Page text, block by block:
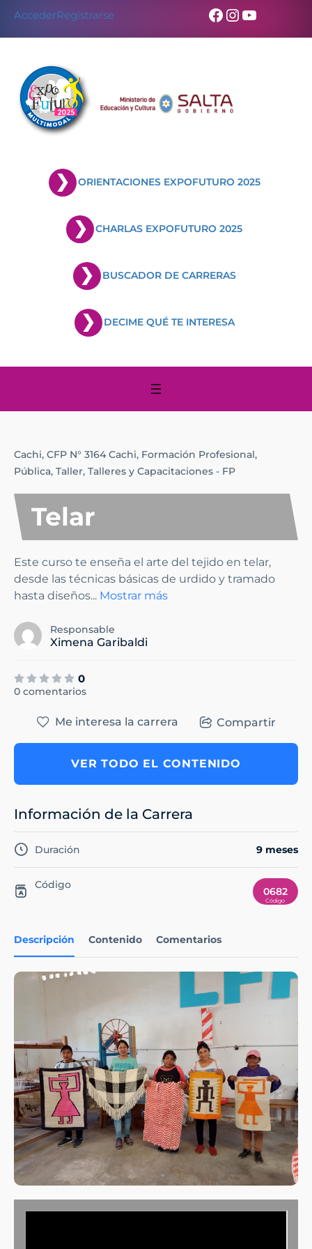
AccederRegistrarse Facebook
Instagram
YouTube
ORIENTACIONES EXPOFUTURO 2025
CHARLAS EXPOFUTURO 2025
BUSCADOR DE CARRERAS
DECIME QUÉ TE INTERESA
Cachi, CFP N° 3164 Cachi, Formación Profesional,
Pública, Taller, Talleres y Capacitaciones - FP
Telar
Este curso te enseña el arte del tejido en telar,
desde las técnicas básicas de urdido y tramado
hasta diseños... Mostrar más
Responsable
Ximena Garibaldi
0
0 comentarios
Descripción Contenido Comentarios
Me interesa la carrera Compartir
VER TODO EL CONTENIDO
Información de la Carrera
Duración 9 meses
Código
0682